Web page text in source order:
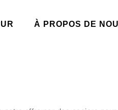
À PROPOS DE